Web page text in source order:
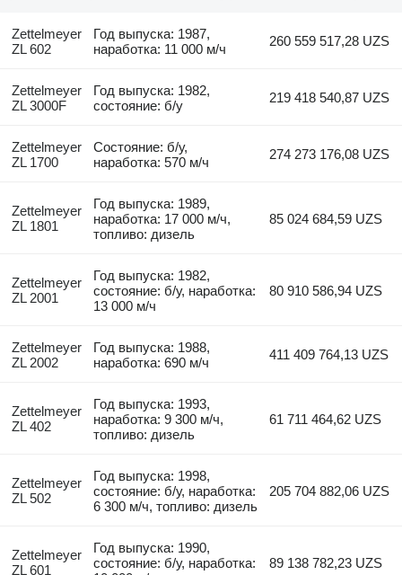
Zettelmeyer
ZL 602
Год выпуска: 1987,
наработка: 11 000 м/ч
260 559 517,28 UZS
Zettelmeyer
ZL 3000F
Год выпуска: 1982,
состояние: б/у
219 418 540,87 UZS
Zettelmeyer
ZL 1700
Состояние: б/у,
наработка: 570 м/ч
274 273 176,08 UZS
Zettelmeyer
ZL 1801
Год выпуска: 1989,
наработка: 17 000 м/ч,
топливо: дизель
85 024 684,59 UZS
Zettelmeyer
ZL 2001
Год выпуска: 1982,
состояние: б/у, наработка:
13 000 м/ч
80 910 586,94 UZS
Zettelmeyer
ZL 2002
Год выпуска: 1988,
наработка: 690 м/ч
411 409 764,13 UZS
Zettelmeyer
ZL 402
Год выпуска: 1993,
наработка: 9 300 м/ч,
топливо: дизель
61 711 464,62 UZS
Zettelmeyer
ZL 502
Год выпуска: 1998,
состояние: б/у, наработка:
6 300 м/ч, топливо: дизель
205 704 882,06 UZS
Zettelmeyer
ZL 601
Год выпуска: 1990,
состояние: б/у, наработка:
89 138 782,23 UZS